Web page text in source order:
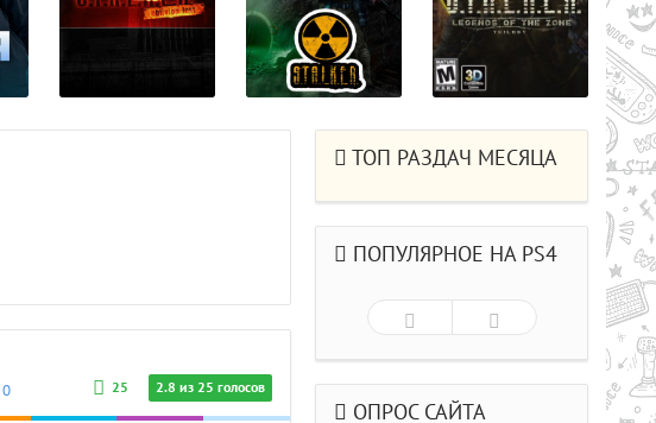
2.8 из 25 голосов
25
0
ТОП РАЗДАЧ МЕСЯЦА
ПОПУЛЯРНОЕ НА PS4
ОПРОС САЙТА